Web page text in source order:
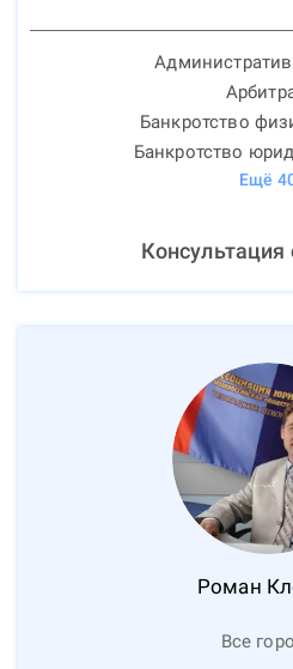
Банкротство
Банкротство
Ещё
Консультация
Роман
Все